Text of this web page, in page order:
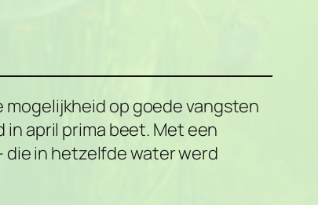
op goede vangsten
april prima beet. Met een
die in hetzelfde water werd